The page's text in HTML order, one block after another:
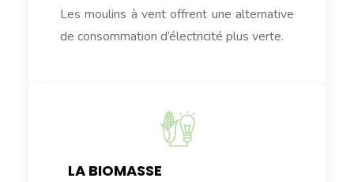
Les moulins à vent offrent une alternative
de consommation d’électricité plus verte.
LA BIOMASSE